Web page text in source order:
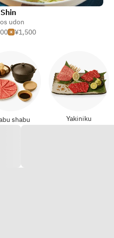
udon
¥1,500
shabu Yakiniku